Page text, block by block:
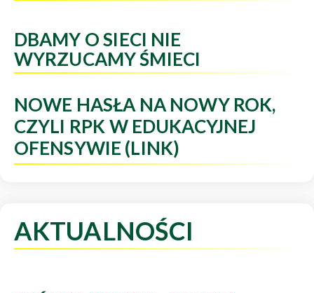
DBAMY O SIECI NIE
WYRZUCAMY ŚMIECI
NOWE HASŁA NA NOWY ROK,
CZYLI RPK W EDUKACYJNEJ
OFENSYWIE (LINK)
AKTUALNOŚCI